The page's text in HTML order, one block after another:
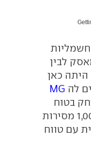
לבין
היתה כאן
לה MG
בטוח
מטסלה, אבל עם מספר מכובד מאוד של קרוב ל-1,000 מסירות
מכונית עם טווח